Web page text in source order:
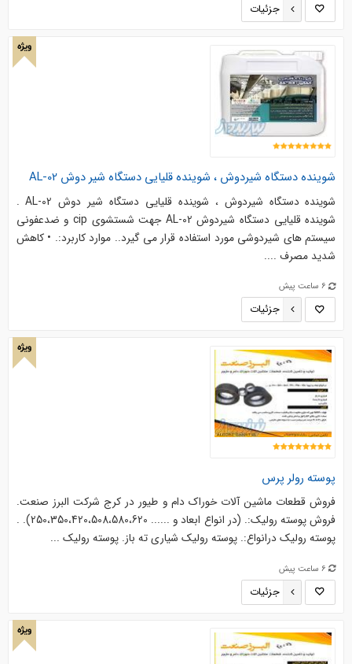
جزئیات
ویژه
شوینده دستگاه شیردوش ، شوینده قلیایی دستگاه شیر دوش AL-02
شوینده دستگاه شیردوش ، شوینده قلیایی دستگاه شیر دوش AL-02 .
شوینده قلیایی دستگاه شیردوش AL-02 جهت شستشوی cip و ضدعفونی
سیستم های شیردوشی مورد استفاده قرار می گیرد.. موارد کاربرد:. • کاهش
شدید مصرف ....
6 ساعت پیش
جزئیات
ویژه
پوسته رولر پرس
فروش قطعات ماشین آلات خوراک دام و طیور در کرج شرکت البرز صنعت.
فروش پوسته رولیک:. (در انواع ابعاد و ...... 250،350،420،508،580،620). .
پوسته رولیک درانواع:. پوسته رولیک شیاری ته باز. پوسته رولیک ...
6 ساعت پیش
جزئیات
ویژه